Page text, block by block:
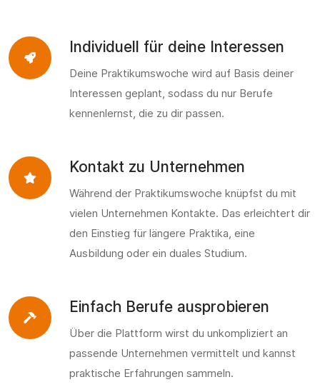
Individuell für deine Interessen
Deine Praktikumswoche wird auf Basis deiner
Interessen geplant, sodass du nur Berufe
kennenlernst, die zu dir passen.
Kontakt zu Unternehmen
Während der Praktikumswoche knüpfst du mit
vielen Unternehmen Kontakte. Das erleichtert dir
den Einstieg für längere Praktika, eine
Ausbildung oder ein duales Studium.
Einfach Berufe ausprobieren
Über die Plattform wirst du unkompliziert an
passende Unternehmen vermittelt und kannst
praktische Erfahrungen sammeln.